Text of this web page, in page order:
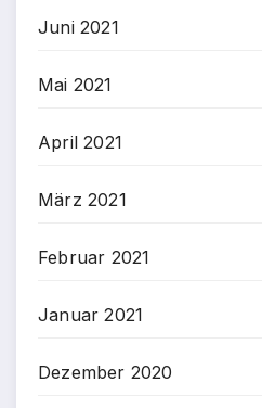
Juni 2021
Mai 2021
April 2021
März 2021
Februar 2021
Januar 2021
Dezember 2020